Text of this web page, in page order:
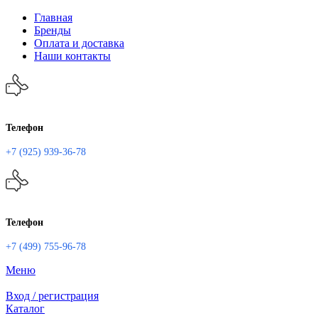
Главная
Бренды
Оплата и доставка
Наши контакты
Телефон
+7 (925) 939-36-78
Телефон
+7 (499) 755-96-78
Меню
Вход / регистрация
Каталог